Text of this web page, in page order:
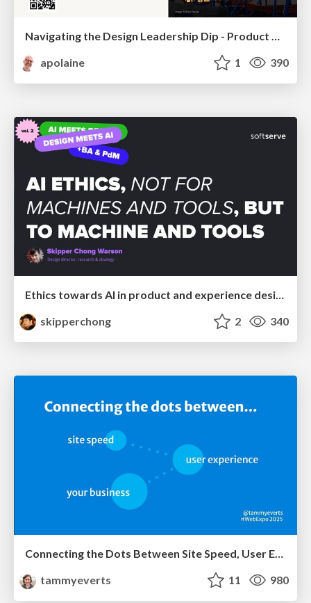
apolaine
1 390
Ethics towards AI in product and experience design
skipperchong
2 340
Connecting the Dots Between Site Speed, User Experience & Your Business [WebExpo 2025]
tammyeverts
11 980